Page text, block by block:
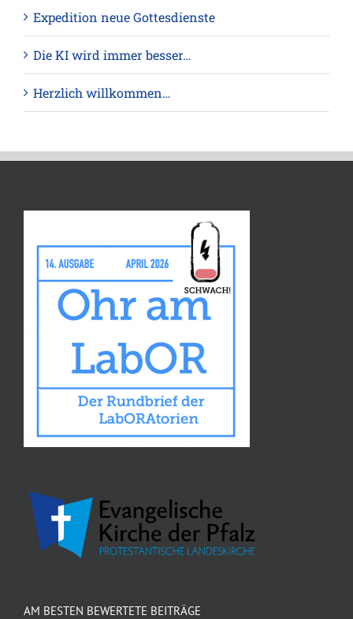
Expedition neue Gottesdienste
Die KI wird immer besser…
Herzlich willkommen…
AM BESTEN BEWERTETE BEITRÄGE